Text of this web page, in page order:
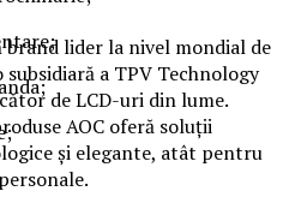
brand lider la nivel mondial de
a TPV Technology
de LCD-uri din lume.
AOC oferă soluții
și elegante, atât pentru